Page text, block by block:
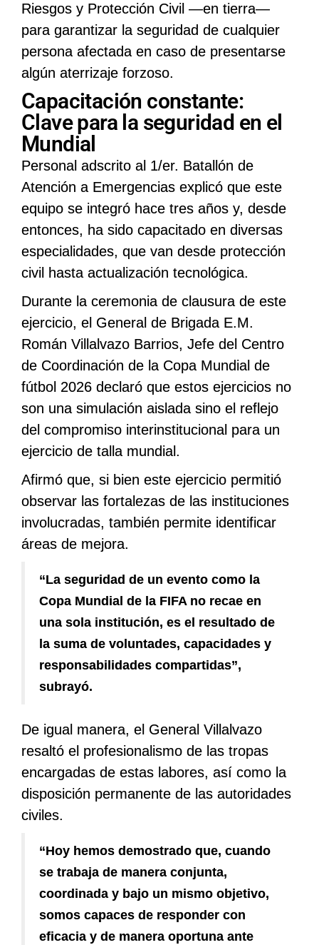
Riesgos y Protección Civil ―en tierra―
para garantizar la seguridad de cualquier
persona afectada en caso de presentarse
algún aterrizaje forzoso.
Capacitación constante:
Clave para la seguridad en el
Mundial
Personal adscrito al 1/er. Batallón de
Atención a Emergencias explicó que este
equipo se integró hace tres años y, desde
entonces, ha sido capacitado en diversas
especialidades, que van desde protección
civil hasta actualización tecnológica.
Durante la ceremonia de clausura de este
ejercicio, el General de Brigada E.M.
Román Villalvazo Barrios, Jefe del Centro
de Coordinación de la Copa Mundial de
fútbol 2026 declaró que estos ejercicios no
son una simulación aislada sino el reflejo
del compromiso interinstitucional para un
ejercicio de talla mundial.
Afirmó que, si bien este ejercicio permitió
observar las fortalezas de las instituciones
involucradas, también permite identificar
áreas de mejora.
“La seguridad de un evento como la
Copa Mundial de la FIFA no recae en
una sola institución, es el resultado de
la suma de voluntades, capacidades y
responsabilidades compartidas”,
subrayó.
De igual manera, el General Villalvazo
resaltó el profesionalismo de las tropas
encargadas de estas labores, así como la
disposición permanente de las autoridades
civiles.
“Hoy hemos demostrado que, cuando
se trabaja de manera conjunta,
coordinada y bajo un mismo objetivo,
somos capaces de responder con
eficacia y de manera oportuna ante